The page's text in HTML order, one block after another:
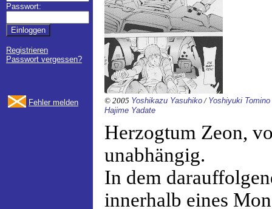
Passwort:
Registrieren
Passwort vergessen?
Fehler melden © 2005 Yoshikazu Yasuhiko/ Yoshiyuki Tomino
Hajime Yadate
Herzogtum Zeon,
unabhängig.
In dem
innerhalb eines